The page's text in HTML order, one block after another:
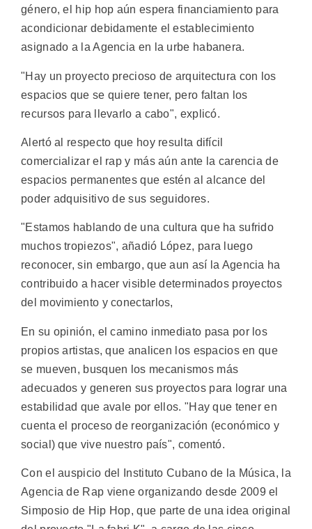
género, el hip hop aún espera financiamiento para
acondicionar debidamente el establecimiento
asignado a la Agencia en la urbe habanera.
"Hay un proyecto precioso de arquitectura con los
espacios que se quiere tener, pero faltan los
recursos para llevarlo a cabo", explicó.
Alertó al respecto que hoy resulta difícil
comercializar el rap y más aún ante la carencia de
espacios permanentes que estén al alcance del
poder adquisitivo de sus seguidores.
"Estamos hablando de una cultura que ha sufrido
muchos tropiezos", añadió López, para luego
reconocer, sin embargo, que aun así la Agencia ha
contribuido a hacer visible determinados proyectos
del movimiento y conectarlos,
En su opinión, el camino inmediato pasa por los
propios artistas, que analicen los espacios en que
se mueven, busquen los mecanismos más
adecuados y generen sus proyectos para lograr una
estabilidad que avale por ellos. "Hay que tener en
cuenta el proceso de reorganización (económico y
social) que vive nuestro país", comentó.
Con el auspicio del Instituto Cubano de la Música, la
Agencia de Rap viene organizando desde 2009 el
Simposio de Hip Hop, que parte de una idea original